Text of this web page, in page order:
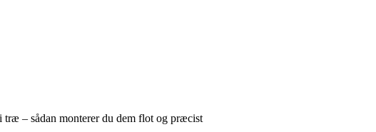
træ – sådan monterer du dem flot og præcist